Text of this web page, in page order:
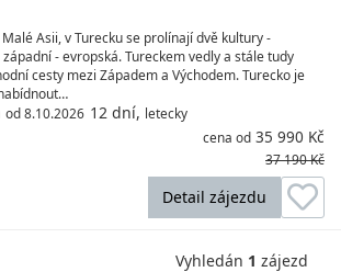
Asii, v Turecku se prolínají dvě kultury -
- evropská. Tureckem vedly a stále tudy
cesty mezi Západem a Východem. Turecko je
od 8.10.2026 12 dní, letecky
cena od 35 990 Kč
37 190 Kč
Detail zájezdu
Vyhledán 1 zájezd